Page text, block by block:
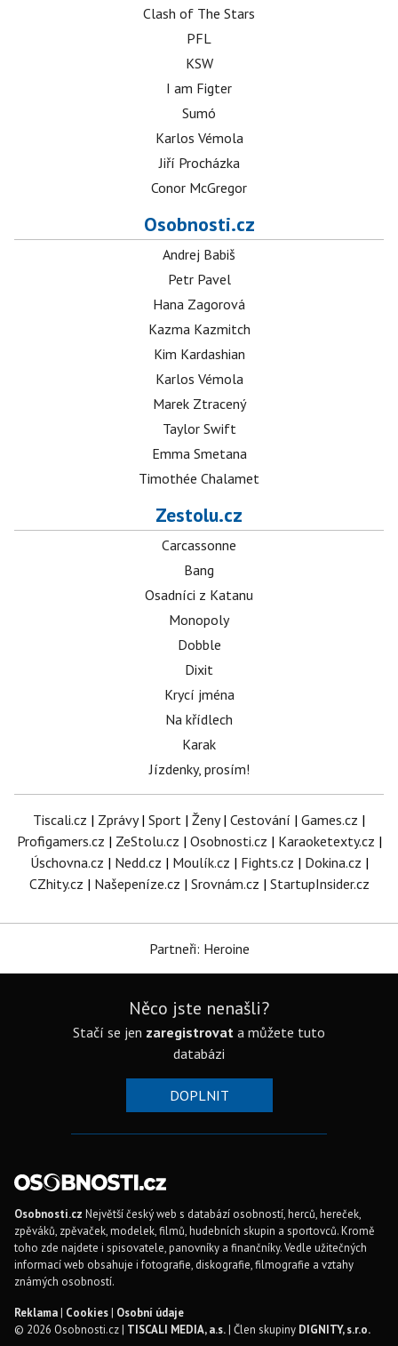
Clash of The Stars
PFL
KSW
I am Figter
Sumó
Karlos Vémola
Jiří Procházka
Conor McGregor
Osobnosti.cz
Andrej Babiš
Petr Pavel
Hana Zagorová
Kazma Kazmitch
Kim Kardashian
Karlos Vémola
Marek Ztracený
Taylor Swift
Emma Smetana
Timothée Chalamet
Zestolu.cz
Carcassonne
Bang
Osadníci z Katanu
Monopoly
Dobble
Dixit
Krycí jména
Na křídlech
Karak
Jízdenky, prosím!
Tiscali.cz | Zprávy| Sport | Ženy| Cestování | Games.cz |
Profigamers.cz | ZeStolu.cz | Osobnosti.cz | Karaoketexty.cz |
Úschovna.cz | Nedd.cz | Moulík.cz | Fights.cz | Dokina.cz |
CZhity.cz | Našepeníze.cz | Srovnám.cz | StartupInsider.cz
Partneři: Heroine
Něco jste nenašli?
Stačí se jen zaregistrovat a můžete tuto
databázi
DOPLNIT
Osobnosti.cz Největší český web s databází osobností, herců, hereček,
zpěváků, zpěvaček, modelek, filmů, hudebních skupin a sportovců. Kromě
toho zde najdete i spisovatele, panovníky a finančníky. Vedle užitečných
informací web obsahuje i fotografie, diskografie, filmografie a vztahy
známých osobností.
Reklama| Cookies| Osobní údaje
© 2026 Osobnosti.cz | TISCALI MEDIA, a.s.| Člen skupiny DIGNITY, s.r.o.